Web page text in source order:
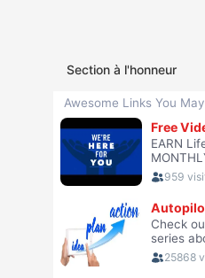
Section à l'honneur